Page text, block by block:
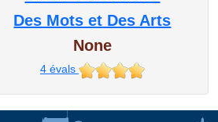
Des Mots et Des Arts
None
4évals